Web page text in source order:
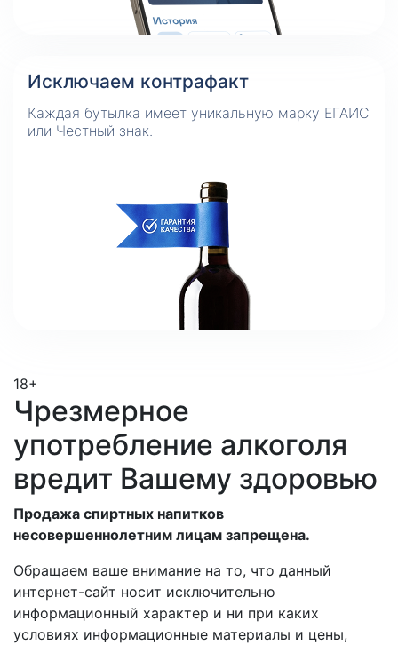
Исключаем контрафакт
Каждая бутылка имеет уникальную марку ЕГАИС
или Честный знак.
18+
Чрезмерное
употребление алкоголя
вредит Вашему здоровью
Продажа спиртных напитков
несовершеннолетним лицам запрещена.
Обращаем ваше внимание на то, что данный
интернет-сайт носит исключительно
информационный характер и ни при каких
условиях информационные материалы и цены,